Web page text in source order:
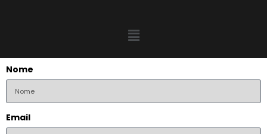
Nome
Email